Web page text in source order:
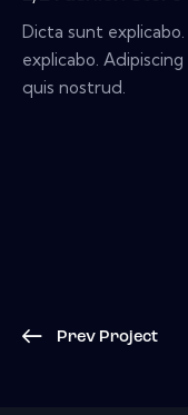
Dicta sunt
explicabo.
quis nostrud.
Prev Project